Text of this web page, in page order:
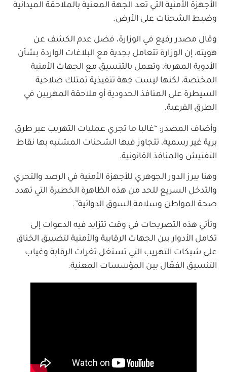
الأجهزة الأمنية التي تعد الجهة المعنية بالملاحقة الميدانية
وضبط الشحنات على الأرض.
وقال مصدر رفيع في الوزارة، فضل عدم الكشف عن
هويته، إن الوزارة تتعامل بجدية مع البلاغات الواردة بشأن
الأدوية المهربة، وتعمل بالتنسيق مع الجهات الأمنية
المختصة، لكنها ليست جهة تنفيذية تمتلك صلاحية
السيطرة على المنافذ الحدودية أو ملاحقة المهربين في
الطرق الفرعية.
وأضاف المصدر: “غالبا ما تجري عمليات التهريب عبر طرق
برية غير رسمية، تتجاوز فيها الشحنات المشتبه بها نقاط
التفتيش والمنافذ القانونية.
وهنا يبرز الدور الجوهري للأجهزة الأمنية في الرصد والتحري
والتدخل السريع للحد من هذه الظاهرة الخطيرة التي تهدد
صحة المواطن وسلامة السوق الدوائية”.
وتأتي هذه التصريحات في وقت تتزايد فيه الدعوات إلى
تكامل الأدوار بين الجهات الرقابية والأمنية لتضييق الخناق
على شبكات التهريب التي تستغل ثغرات الرقابة وغياب
التنسيق الفعّال بين المؤسسات المعنية.